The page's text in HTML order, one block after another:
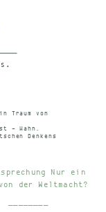
Traum von
– Wahn.
Denkens
Nur ein
der Weltmacht?